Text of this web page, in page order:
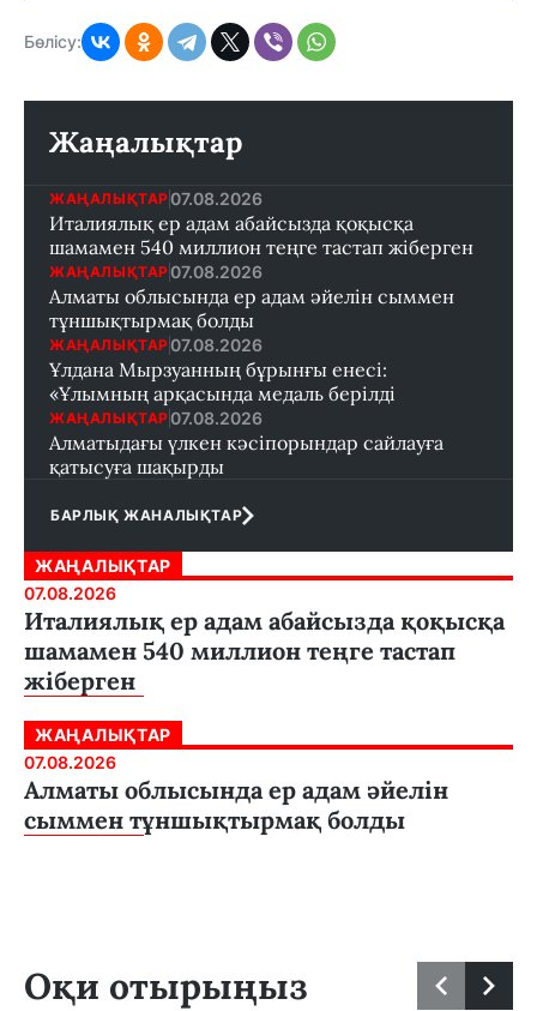
Бөлісу:
Жаңалықтар
ЖАҢАЛЫҚТАР 07.08.2026
Италиялық ер адам абайсызда қоқысқа
шамамен 540 миллион теңге тастап жіберген
ЖАҢАЛЫҚТАР 07.08.2026
Алматы облысында ер адам әйелін сыммен
тұншықтырмақ болды
ЖАҢАЛЫҚТАР 07.08.2026
Ұлдана Мырзуанның бұрынғы енесі:
«Ұлымның арқасында медаль берілді
ЖАҢАЛЫҚТАР 07.08.2026
Алматыдағы үлкен кәсіпорындар сайлауға
қатысуға шақырды
БАРЛЫҚ ЖАНАЛЫҚТАР
ЖАҢАЛЫҚТАР
07.08.2026
Италиялық ер адам абайсызда қоқысқа
шамамен 540 миллион теңге тастап
жіберген
ЖАҢАЛЫҚТАР
07.08.2026
Алматы облысында ер адам әйелін
сыммен тұншықтырмақ болды
Оқи отырыңыз